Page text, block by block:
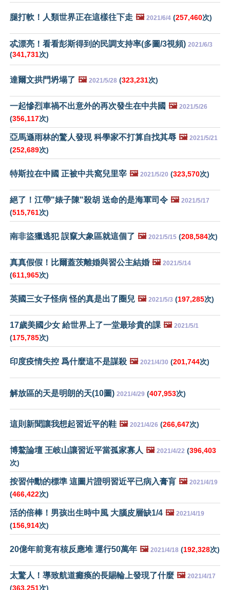
腿打軟！人類世界正在這樣往下走 🖼️ 2021/6/4 (257,460次)
忒漂亮！看看彭斯得到的民調支持率(多圖/3視頻) 2021/6/3
(341,731次)
達爾文拱門坍塌了 🖼️ 2021/5/28 (323,231次)
一起慘烈車禍不出意外的再次發生在中共國 🖼️ 2021/5/26
(356,117次)
亞馬遜雨林的驚人發現 科學家不打算自找其辱 🖼️ 2021/5/21
(252,689次)
特斯拉在中國 正被中共窩兒里宰 🖼️ 2021/5/20 (323,570次)
絕了！江帶"婊子陳"殺胡 送命的是海軍司令 🖼️ 2021/5/17
(515,761次)
南非盜獵逃犯 誤竄大象區就這個了 🖼️ 2021/5/15 (208,584次)
真真假假！比爾蓋茨離婚與習公主結婚 🖼️ 2021/5/14
(611,965次)
英國三女子怪病 怪的真是出了圈兒 🖼️ 2021/5/3 (197,285次)
17歲美國少女 給世界上了一堂最珍貴的課 🖼️ 2021/5/1
(175,785次)
印度疫情失控 爲什麼這不是謀殺 🖼️ 2021/4/30 (201,744次)
解放區的天是明朗的天(10圖) 2021/4/29 (407,953次)
這則新聞讓我想起習近平的鞋 🖼️ 2021/4/26 (266,647次)
博鰲論壇 王岐山讓習近平當孤家寡人 🖼️ 2021/4/22 (396,403
次)
按習仲勳的標準 這圖片證明習近平已病入膏肓 🖼️ 2021/4/19
(466,422次)
活的倍棒！男孩出生時中風 大腦皮層缺1/4 🖼️ 2021/4/19
(156,914次)
20億年前竟有核反應堆 運行50萬年 🖼️ 2021/4/18 (192,328次)
太驚人！導致航道癱瘓的長賜輪上發現了什麼 🖼️ 2021/4/17
(363,251次)